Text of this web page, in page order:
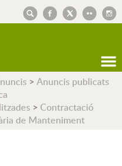
> Anuncis publicats
> Contractació
de Manteniment